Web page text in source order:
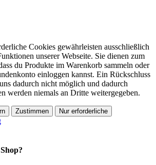
Cookies gewährleisten ausschließlich
unserer Webseite. Sie dienen zum
du Produkte im Warenkorb sammeln oder
einloggen kannst. Ein Rückschluss
dadurch nicht möglich und dadurch
werden niemals an Dritte weitergegeben.
Zustimmen Nur erforderliche